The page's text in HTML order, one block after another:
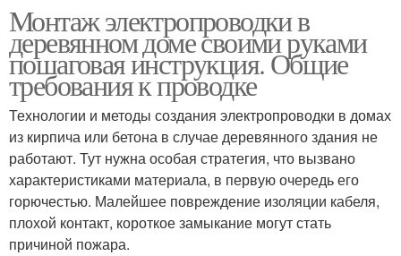
Монтаж электропроводки в
деревянном доме своими руками
пошаговая инструкция. Общие
требования к проводке
Технологии и методы создания электропроводки в домах
из кирпича или бетона в случае деревянного здания не
работают. Тут нужна особая стратегия, что вызвано
характеристиками материала, в первую очередь его
горючестью. Малейшее повреждение изоляции кабеля,
плохой контакт, короткое замыкание могут стать
причиной пожара.